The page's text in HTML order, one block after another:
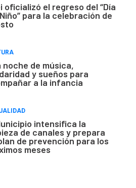
oficializó el regreso del “Día
para la celebración de
noche de música,
y sueños para
a la infancia
intensifica la
de canales y prepara
de prevención para los
meses